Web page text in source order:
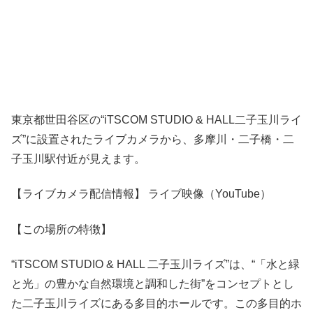
東京都世田谷区の“iTSCOM STUDIO & HALL二子玉川ライ
ズ”に設置されたライブカメラから、多摩川・二子橋・二
子玉川駅付近が見えます。
【ライブカメラ配信情報】 ライブ映像（YouTube）
【この場所の特徴】
“iTSCOM STUDIO & HALL 二子玉川ライズ”は、“「水と緑
と光」の豊かな自然環境と調和した街”をコンセプトとし
た二子玉川ライズにある多目的ホールです。この多目的ホ